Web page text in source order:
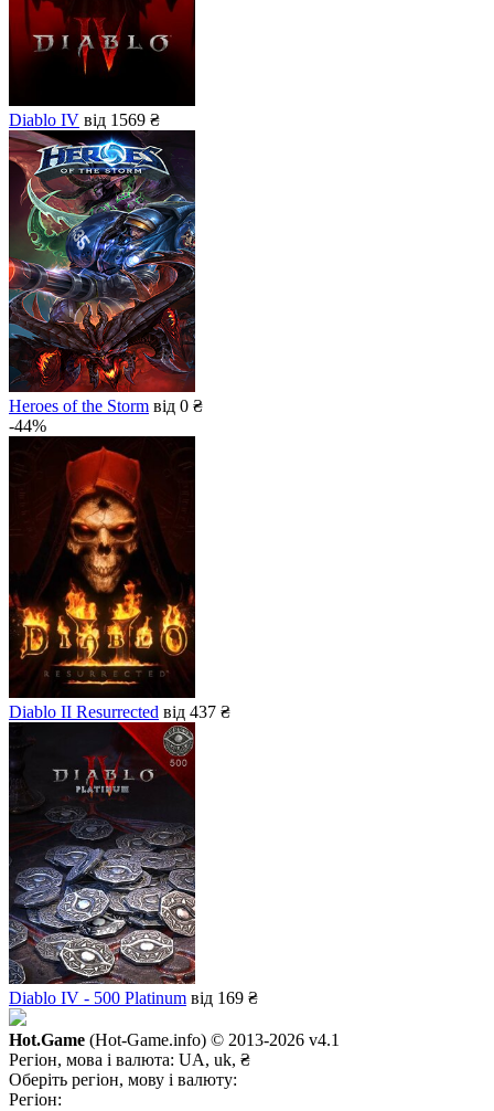
Diablo IV від 1569 ₴
Heroes of the Storm від 0 ₴
-44%
Diablo II Resurrected від 437 ₴
Diablo IV - 500 Platinum від 169 ₴
Hot.Game (Hot-Game.info) © 2013-2026 v4.1
Регіон, мова і валюта: UA, uk, ₴
Оберіть регіон, мову і валюту:
Регіон: